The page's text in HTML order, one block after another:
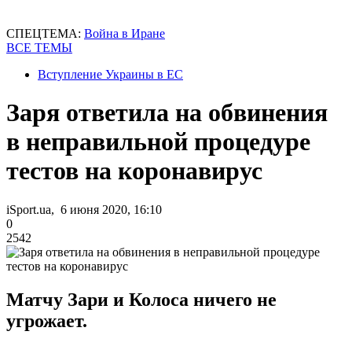
СПЕЦТЕМА: Война в Иране
ВСЕ ТЕМЫ
Вступление Украины в ЕС
Заря ответила на обвинения
в неправильной процедуре
тестов на коронавирус
iSport.ua, 6 июня 2020, 16:10
0
2542
Матчу Зари и Колоса ничего не
угрожает.